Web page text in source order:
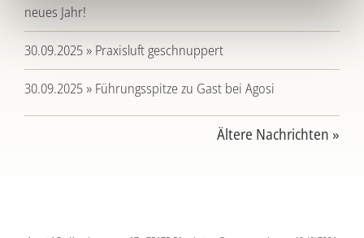
neues Jahr!
30.09.2025 » Praxisluft geschnuppert
30.09.2025 » Führungsspitze zu Gast bei Agosi
Ältere Nachrichten »